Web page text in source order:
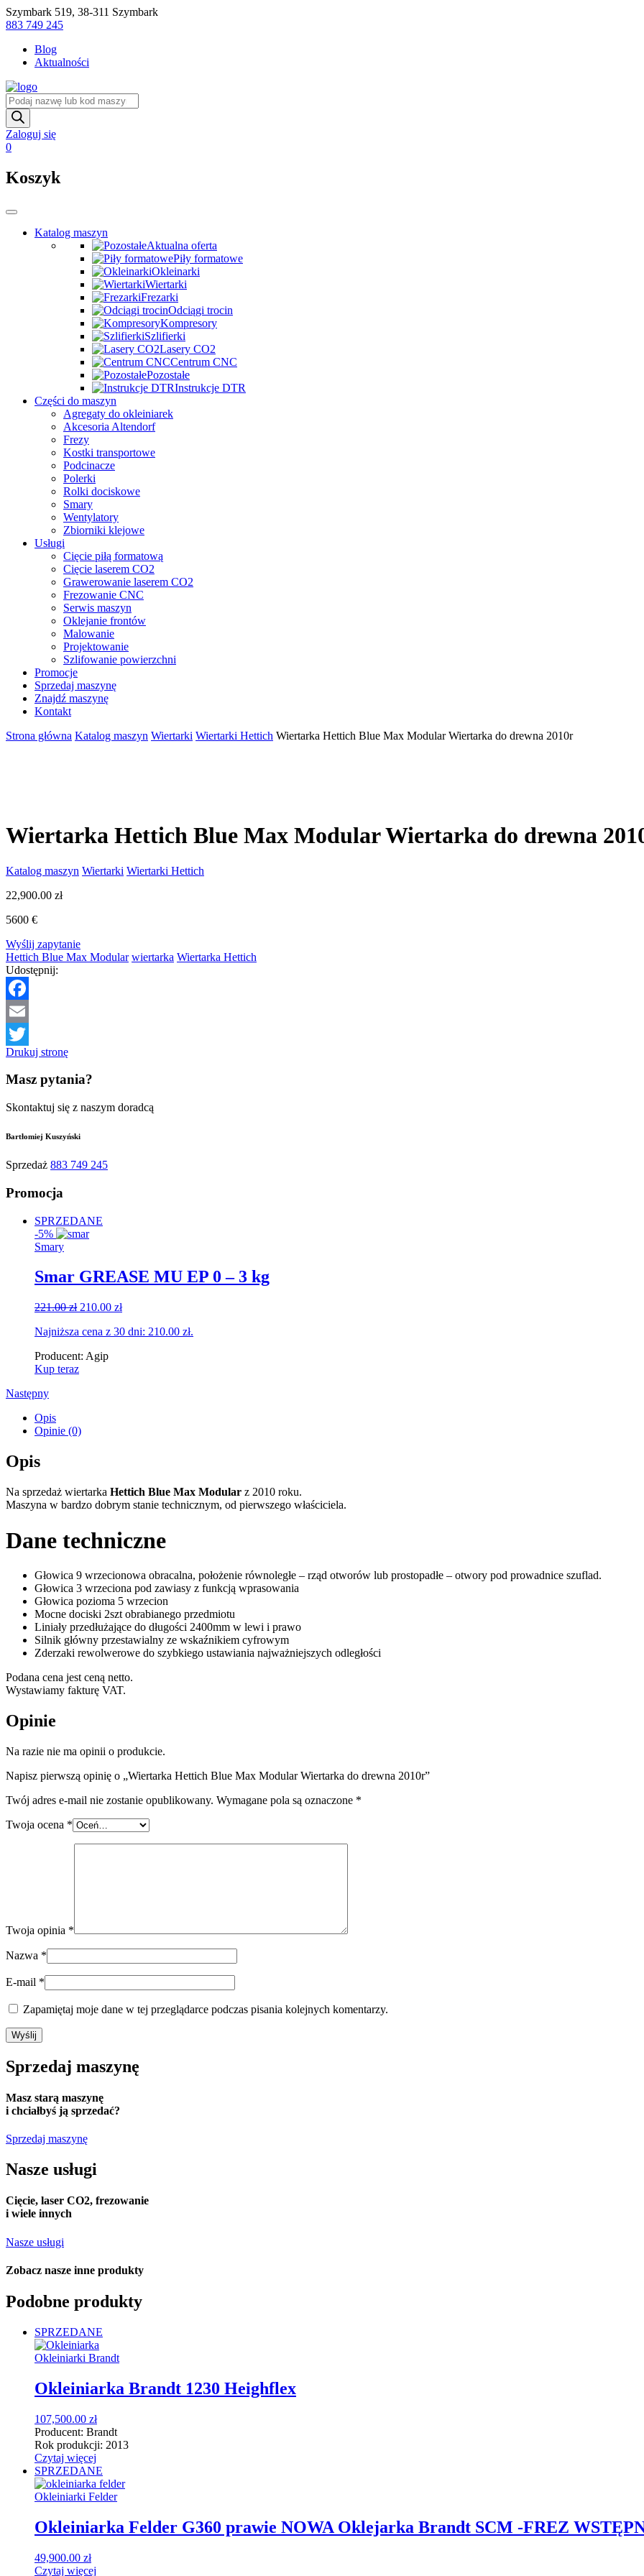
Skip
to
Szymbark 519, 38-311 Szymbark
883 749 245
Blog
Aktualności
Wyszukiwarka
produktów
Zaloguj się
0
Koszyk
Katalog maszyn
Aktualna oferta
Piły formatowe
Okleinarki
Wiertarki
Frezarki
Odciągi trocin
Kompresory
Szlifierki
Lasery CO2
Centrum CNC
Pozostałe
Instrukcje DTR
Części do maszyn
Agregaty do okleiniarek
Akcesoria Altendorf
Frezy
Kostki transportowe
Podcinacze
Polerki
Rolki dociskowe
Smary
Wentylatory
Zbiorniki klejowe
Usługi
Cięcie piłą formatową
Cięcie laserem CO2
Grawerowanie laserem CO2
Frezowanie CNC
Serwis maszyn
Oklejanie frontów
Malowanie
Projektowanie
Szlifowanie powierzchni
Promocje
Sprzedaj maszynę
Znajdź maszynę
Kontakt
Strona główna Katalog maszyn Wiertarki Wiertarki Hettich Wiertarka Hettich Blue Max Modular Wiertarka do drewna 2010r
Wiertarka Hettich Blue Max Modular Wiertarka do drewna
Katalog maszyn Wiertarki Wiertarki Hettich
22,900.00 zł
5600 €
Wyślij zapytanie
Hettich Blue Max Modular wiertarka Wiertarka Hettich
Udostępnij:
Facebook
Email
Twitter
Drukuj stronę
Masz pytania?
Skontaktuj się z naszym doradcą
Bartłomiej Kuszyński
Sprzedaż 883 749 245
Promocja
SPRZEDANE
-5%
Smary
Smar GREASE MU EP 0 – 3 kg
221.00zł Original
was:
210.00 złCurrent
is:
Najniższa cena z 30 dni: 210.00 zł.
Producent: Agip
Kup teraz
Następny
Opis
Opinie (0)
Opis
Na sprzedaż wiertarka Hettich Blue Max Modular z 2010 roku.
Maszyna w bardzo dobrym stanie technicznym, od pierwszego właściciela.
Dane techniczne
Głowica 9 wrzecionowa obracalna, położenie równoległe – rząd otworów lub prostopadłe – otwory pod prowadnice szuflad.
Głowica 3 wrzeciona pod zawiasy z funkcją wprasowania
Głowica pozioma 5 wrzecion
Mocne dociski 2szt obrabianego przedmiotu
Liniały przedłużające do długości 2400mm w lewi i prawo
Silnik główny przestawialny ze wskaźnikiem cyfrowym
Zderzaki rewolwerowe do szybkiego ustawiania najważniejszych odległości
Podana cena jest ceną netto.
Wystawiamy fakturę VAT.
Opinie
Na razie nie ma opinii o produkcie.
Napisz pierwszą opinię o „Wiertarka Hettich Blue Max Modular Wiertarka do drewna 2010r”
Twój adres e-mail nie zostanie opublikowany. Wymagane pola są oznaczone *
Twoja ocena *
Twoja opinia *
Nazwa *
E-mail *
Zapamiętaj moje dane w tej przeglądarce podczas pisania kolejnych komentarzy.
Sprzedaj maszynę
Masz starą maszynę
i chciałbyś ją sprzedać?
Sprzedaj maszynę
Nasze usługi
Cięcie, laser CO2, frezowanie
i wiele innych
Nasze usługi
Zobacz nasze inne produkty
Podobne produkty
SPRZEDANE
Okleiniarki Brandt
Okleiniarka Brandt 1230 Heighflex
107,500.00 zł
Producent: Brandt
Rok produkcji: 2013
Czytaj więcej
SPRZEDANE
Okleiniarki Felder
Okleiniarka Felder G360 prawie NOWA Oklejarka Brandt SCM -FREZ
49,900.00 zł
Czytaj więcej